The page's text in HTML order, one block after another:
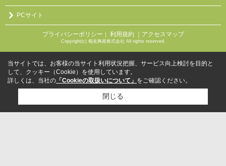
PCサイト
プライバシーポリシー ｜ 利用規約 ｜アクセスマップ
Copyright(c) 報友興産株式会社 All rights reserved.
当サイトでは、お客様の当サイト利用状況把握、サービス向上検討を目的と
して、クッキー（Cookie）を使用しています。
詳しくは、当社の 「Cookieの取扱いについて」 をご確認ください。
閉じる